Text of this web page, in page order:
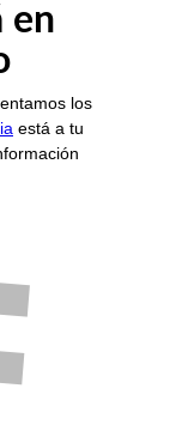
en
los
está a tu